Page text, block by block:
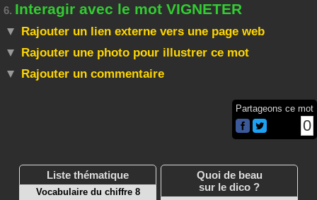
6. Interagir avec le mot VIGNETER
Rajouter un lien externe vers une page web
Rajouter une photo pour illustrer ce mot
Rajouter un commentaire
Partageons ce mot
0
Liste thématique
Vocabulaire du chiffre 8
Quoi de beau
sur le dico ?